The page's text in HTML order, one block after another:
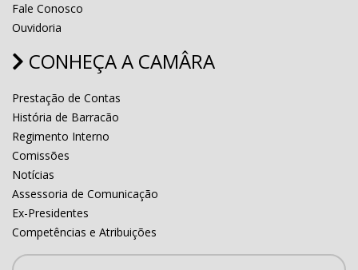
Fale Conosco
Ouvidoria
CONHEÇA A CAMÂRA
Prestação de Contas
História de Barracão
Regimento Interno
Comissões
Notícias
Assessoria de Comunicação
Ex-Presidentes
Competências e Atribuições